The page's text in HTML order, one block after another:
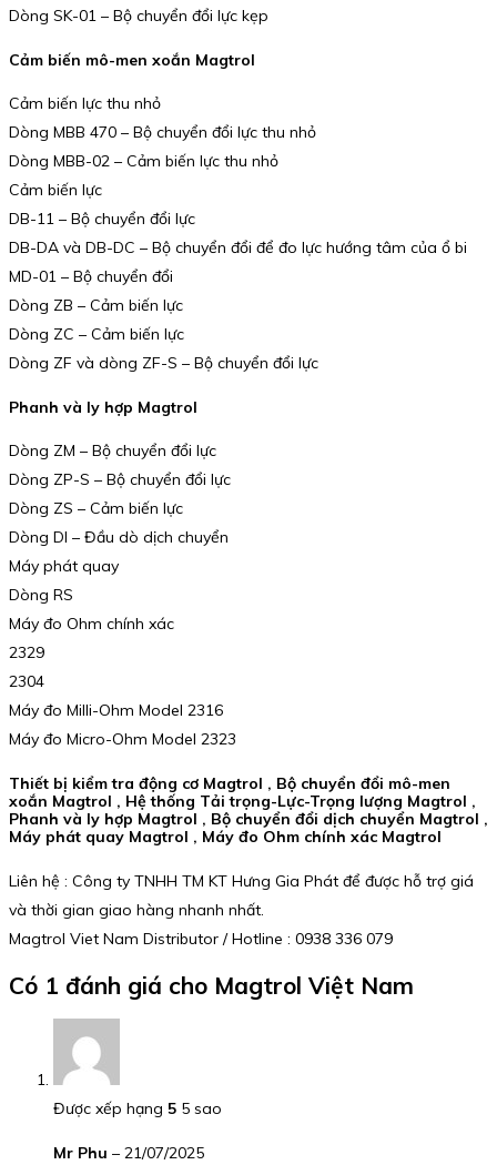
Dòng SK-01 – Bộ chuyển đổi lực kẹp
Cảm biến mô-men xoắn Magtrol
Cảm biến lực thu nhỏ
Dòng MBB 470 – Bộ chuyển đổi lực thu nhỏ
Dòng MBB-02 – Cảm biến lực thu nhỏ
Cảm biến lực
DB-11 – Bộ chuyển đổi lực
DB-DA và DB-DC – Bộ chuyển đổi để đo lực hướng tâm của ổ bi
MD-01 – Bộ chuyển đổi
Dòng ZB – Cảm biến lực
Dòng ZC – Cảm biến lực
Dòng ZF và dòng ZF-S – Bộ chuyển đổi lực
Phanh và ly hợp Magtrol
Dòng ZM – Bộ chuyển đổi lực
Dòng ZP-S – Bộ chuyển đổi lực
Dòng ZS – Cảm biến lực
Dòng DI – Đầu dò dịch chuyển
Máy phát quay
Dòng RS
Máy đo Ohm chính xác
2329
2304
Máy đo Milli-Ohm Model 2316
Máy đo Micro-Ohm Model 2323
Thiết bị kiểm tra động cơ Magtrol , Bộ chuyển đổi mô-men
xoắn Magtrol , Hệ thống Tải trọng-Lực-Trọng lượng Magtrol ,
Phanh và ly hợp Magtrol , Bộ chuyển đổi dịch chuyển Magtrol ,
Máy phát quay Magtrol , Máy đo Ohm chính xác Magtrol
Liên hệ : Công ty TNHH TM KT Hưng Gia Phát để được hỗ trợ giá
và thời gian giao hàng nhanh nhất.
Magtrol Viet Nam Distributor / Hotline : 0938 336 079
Có 1 đánh giá cho Magtrol Việt Nam
Được xếp hạng 5 5 sao
Mr Phu – 21/07/2025